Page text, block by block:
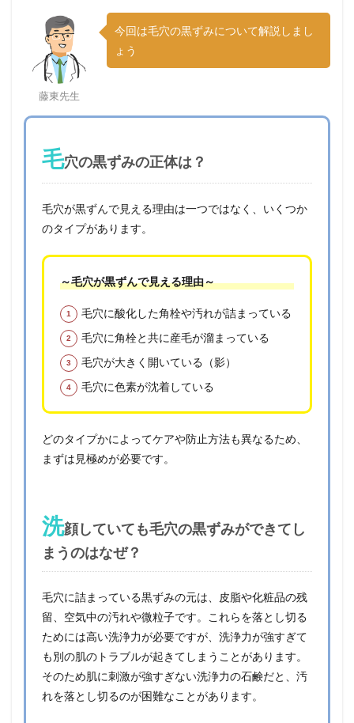
藤東先生
今回は毛穴の黒ずみについて解説しまし
ょう
毛穴の黒ずみの正体は？
毛穴が黒ずんで見える理由は一つではなく、いくつか
のタイプがあります。
～毛穴が黒ずんで見える理由～
毛穴に酸化した角栓や汚れが詰まっている
毛穴に角栓と共に産毛が溜まっている
毛穴が大きく開いている（影）
毛穴に色素が沈着している
どのタイプかによってケアや防止方法も異なるため、
まずは見極めが必要です。
洗顔していても毛穴の黒ずみができてし
まうのはなぜ？
毛穴に詰まっている黒ずみの元は、皮脂や化粧品の残
留、空気中の汚れや微粒子です。これらを落とし切る
ためには高い洗浄力が必要ですが、洗浄力が強すぎて
も別の肌のトラブルが起きてしまうことがあります。
そのため肌に刺激が強すぎない洗浄力の石鹸だと、汚
れを落とし切るのが困難なことがあります。